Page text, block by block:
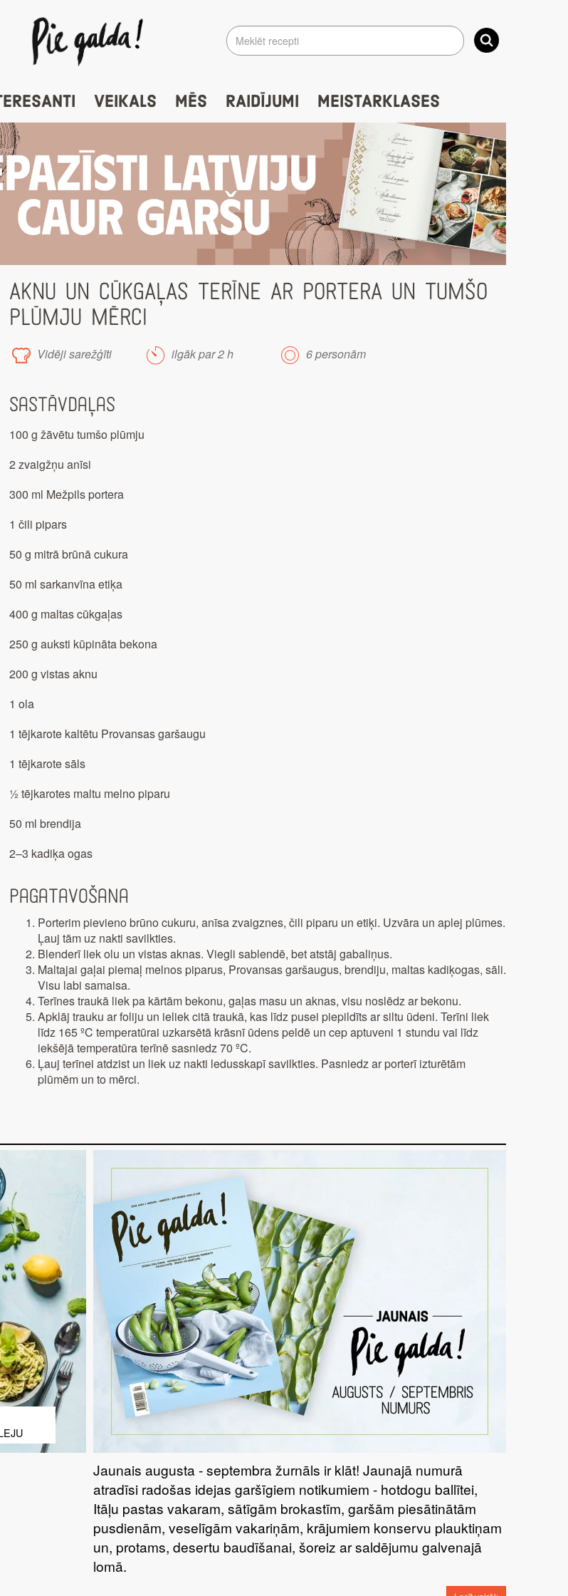
VEIKALS MĒS RAIDĪJUMI MEISTARKLASES
AKNU UN CŪKGAĻAS TERĪNE AR PORTERA UN TUMŠO
PLŪMJU MĒRCI
Vidēji sarežģīti ilgāk par 2 h 6 personām
Sastāvdaļas
100 g žāvētu tumšo plūmju
2 zvaigžņu anīsi
300 ml Mežpils portera
1 čili pipars
50 g mitrā brūnā cukura
50 ml sarkanvīna etiķa
400 g maltas cūkgaļas
250 g auksti kūpināta bekona
200 g vistas aknu
1 ola
1 tējkarote kaltētu Provansas garšaugu
1 tējkarote sāls
½ tējkarotes maltu melno piparu
50 ml brendija
2–3 kadiķa ogas
Pagatavošana
Porterim pievieno brūno cukuru, anīsa zvaigznes, čili piparu un etiķi. Uzvāra un aplej plūmes.
Ļauj tām uz nakti savilkties.
Blenderī liek olu un vistas aknas. Viegli sablendē, bet atstāj gabaliņus.
Maltajai gaļai piemaļ melnos piparus, Provansas garšaugus, brendiju, maltas kadiķogas, sāli.
Visu labi samaisa.
Terīnes traukā liek pa kārtām bekonu, gaļas masu un aknas, visu noslēdz ar bekonu.
Apklāj trauku ar foliju un ieliek citā traukā, kas līdz pusei piepildīts ar siltu ūdeni. Terīni liek
līdz 165 ºC temperatūrai uzkarsētā krāsnī ūdens peldē un cep aptuveni 1 stundu vai līdz
iekšējā temperatūra terīnē sasniedz 70 ºC.
Ļauj terīnei atdzist un liek uz nakti ledusskapī savilkties. Pasniedz ar porterī izturētām
plūmēm un to mērci.
Jaunais augusta - septembra žurnāls ir klāt! Jaunajā numurā
atradīsi radošas idejas garšīgiem notikumiem - hotdogu ballītei,
Itāļu pastas vakaram, sātīgām brokastīm, garšām piesātinātām
pusdienām, veselīgām vakariņām, krājumiem konservu plauktiņam
un, protams, desertu baudīšanai, šoreiz ar saldējumu galvenajā
lomā.